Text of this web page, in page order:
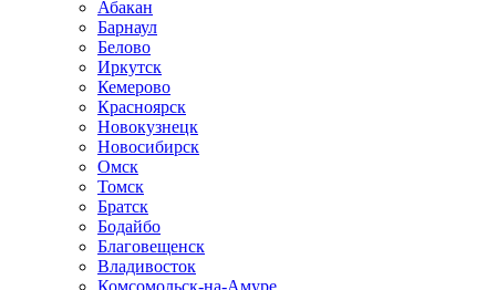
Абакан
Барнаул
Белово
Иркутск
Кемерово
Красноярск
Новокузнецк
Новосибирск
Омск
Томск
Братск
Бодайбо
Благовещенск
Владивосток
Комсомольск-на-Амуре